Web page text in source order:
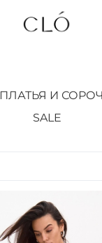
ПЛАТЬЯ И
SALE